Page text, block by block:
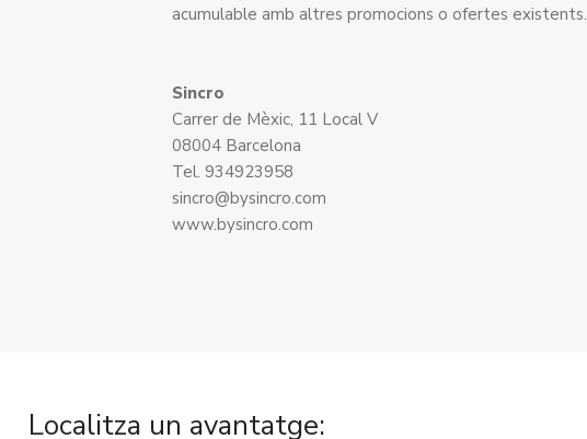
acumulable amb altres promocions o ofertes existents.
Sincro
Carrer de Mèxic, 11 Local V
08004 Barcelona
Tel. 934923958
sincro@bysincro.com
www.bysincro.com
Localitza un avantatge: